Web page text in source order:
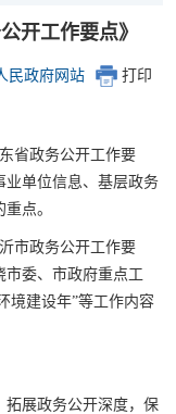
开工作要点》
民政府网站 打印
省政务公开工作要
业单位信息、基层政务
点。
市政务公开工作要
市委、市政府重点工
境建设年”等工作内容
拓展政务公开深度，保